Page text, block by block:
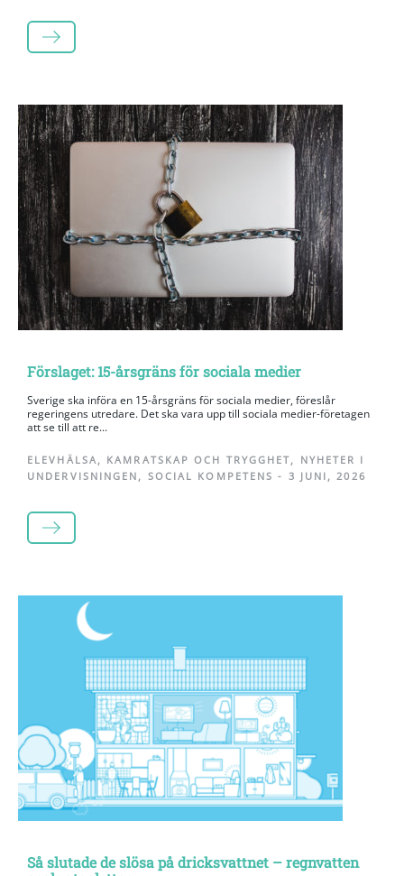
LÄS MER
Förslaget: 15-årsgräns för sociala medier
Sverige ska införa en 15-årsgräns för sociala medier, föreslår
regeringens utredare. Det ska vara upp till sociala medier-företagen
att se till att re...
ELEVHÄLSA, KAMRATSKAP OCH TRYGGHET, NYHETER I
UNDERVISNINGEN , SOCIAL KOMPETENS - 3 JUNI, 2026
LÄS MER
Så slutade de slösa på dricksvattnet – regnvatten